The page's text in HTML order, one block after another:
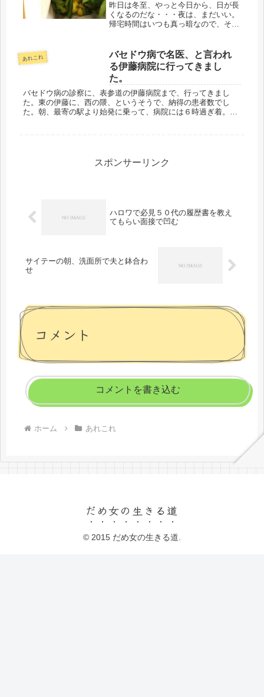
昨日は冬至、やっと今日から、日が長
くなるのだな・・・夜は、まだいい。
帰宅時間はいつも真っ暗なので、そん
ぁ・・・なんて甘えちゃいけない(-_-;)
どこの家もカアサンは、真っ暗...
あれこれ
バセドウ病で名医、と言われ
る伊藤病院に行ってきまし
た。
バセドウ病の診察に、表参道の伊藤病院まで、行ってきまし
た。東の伊藤に、西の隈、というそうで、納得の患者数でし
た。朝、最寄の駅より始発に乗って、病院には６時過ぎ着。そ
スポンサーリンク
ハロワで必見５０代の履歴書を教え
てもらい面接で凹む
サイテーの朝、洗面所で夫と鉢合わ
せ
コメント
コメントを書き込む
ホーム あれこれ
だめ女の生きる道
© 2015 だめ女の生きる道.